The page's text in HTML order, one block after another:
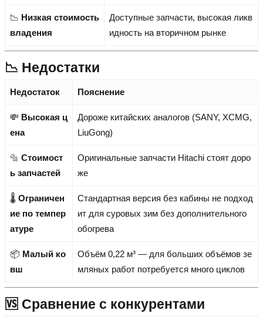
📉 Низкая стоимость
владения
Доступные запчасти, высокая ликв
идность на вторичном рынке
📉 Недостатки
Недостаток Пояснение
💸 Высокая ц
ена
Дороже китайских аналогов (SANY, XCMG,
LiuGong)
🔩 Стоимост
ь запчастей
Оригинальные запчасти Hitachi стоят доро
же
🌡️ Ограничен
ие по темпер
атуре
Стандартная версия без кабины не подход
ит для суровых зим без дополнительного
обогрева
📦 Малый ко
вш
Объём 0,22 м³ — для больших объёмов зе
мляных работ потребуется много циклов
🆚 Сравнение с конкурентами